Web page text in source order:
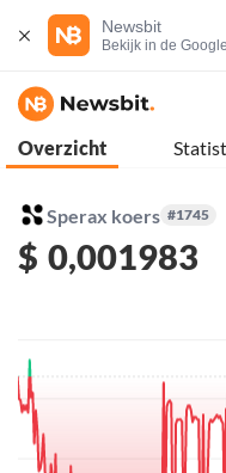
Newsbit
Bekijk in de
Overzicht
Sperax koers #1745
$ 0,001983